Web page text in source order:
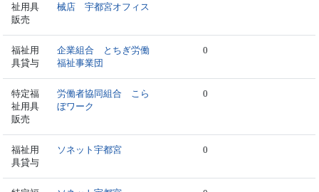
祉用具
販売
械店 宇都宮オフィス
福祉用
具貸与
企業組合 とちぎ労働
福祉事業団
0
特定福
祉用具
販売
労働者協同組合 こら
ぼワーク
0
福祉用
具貸与
ソネット宇都宮 0